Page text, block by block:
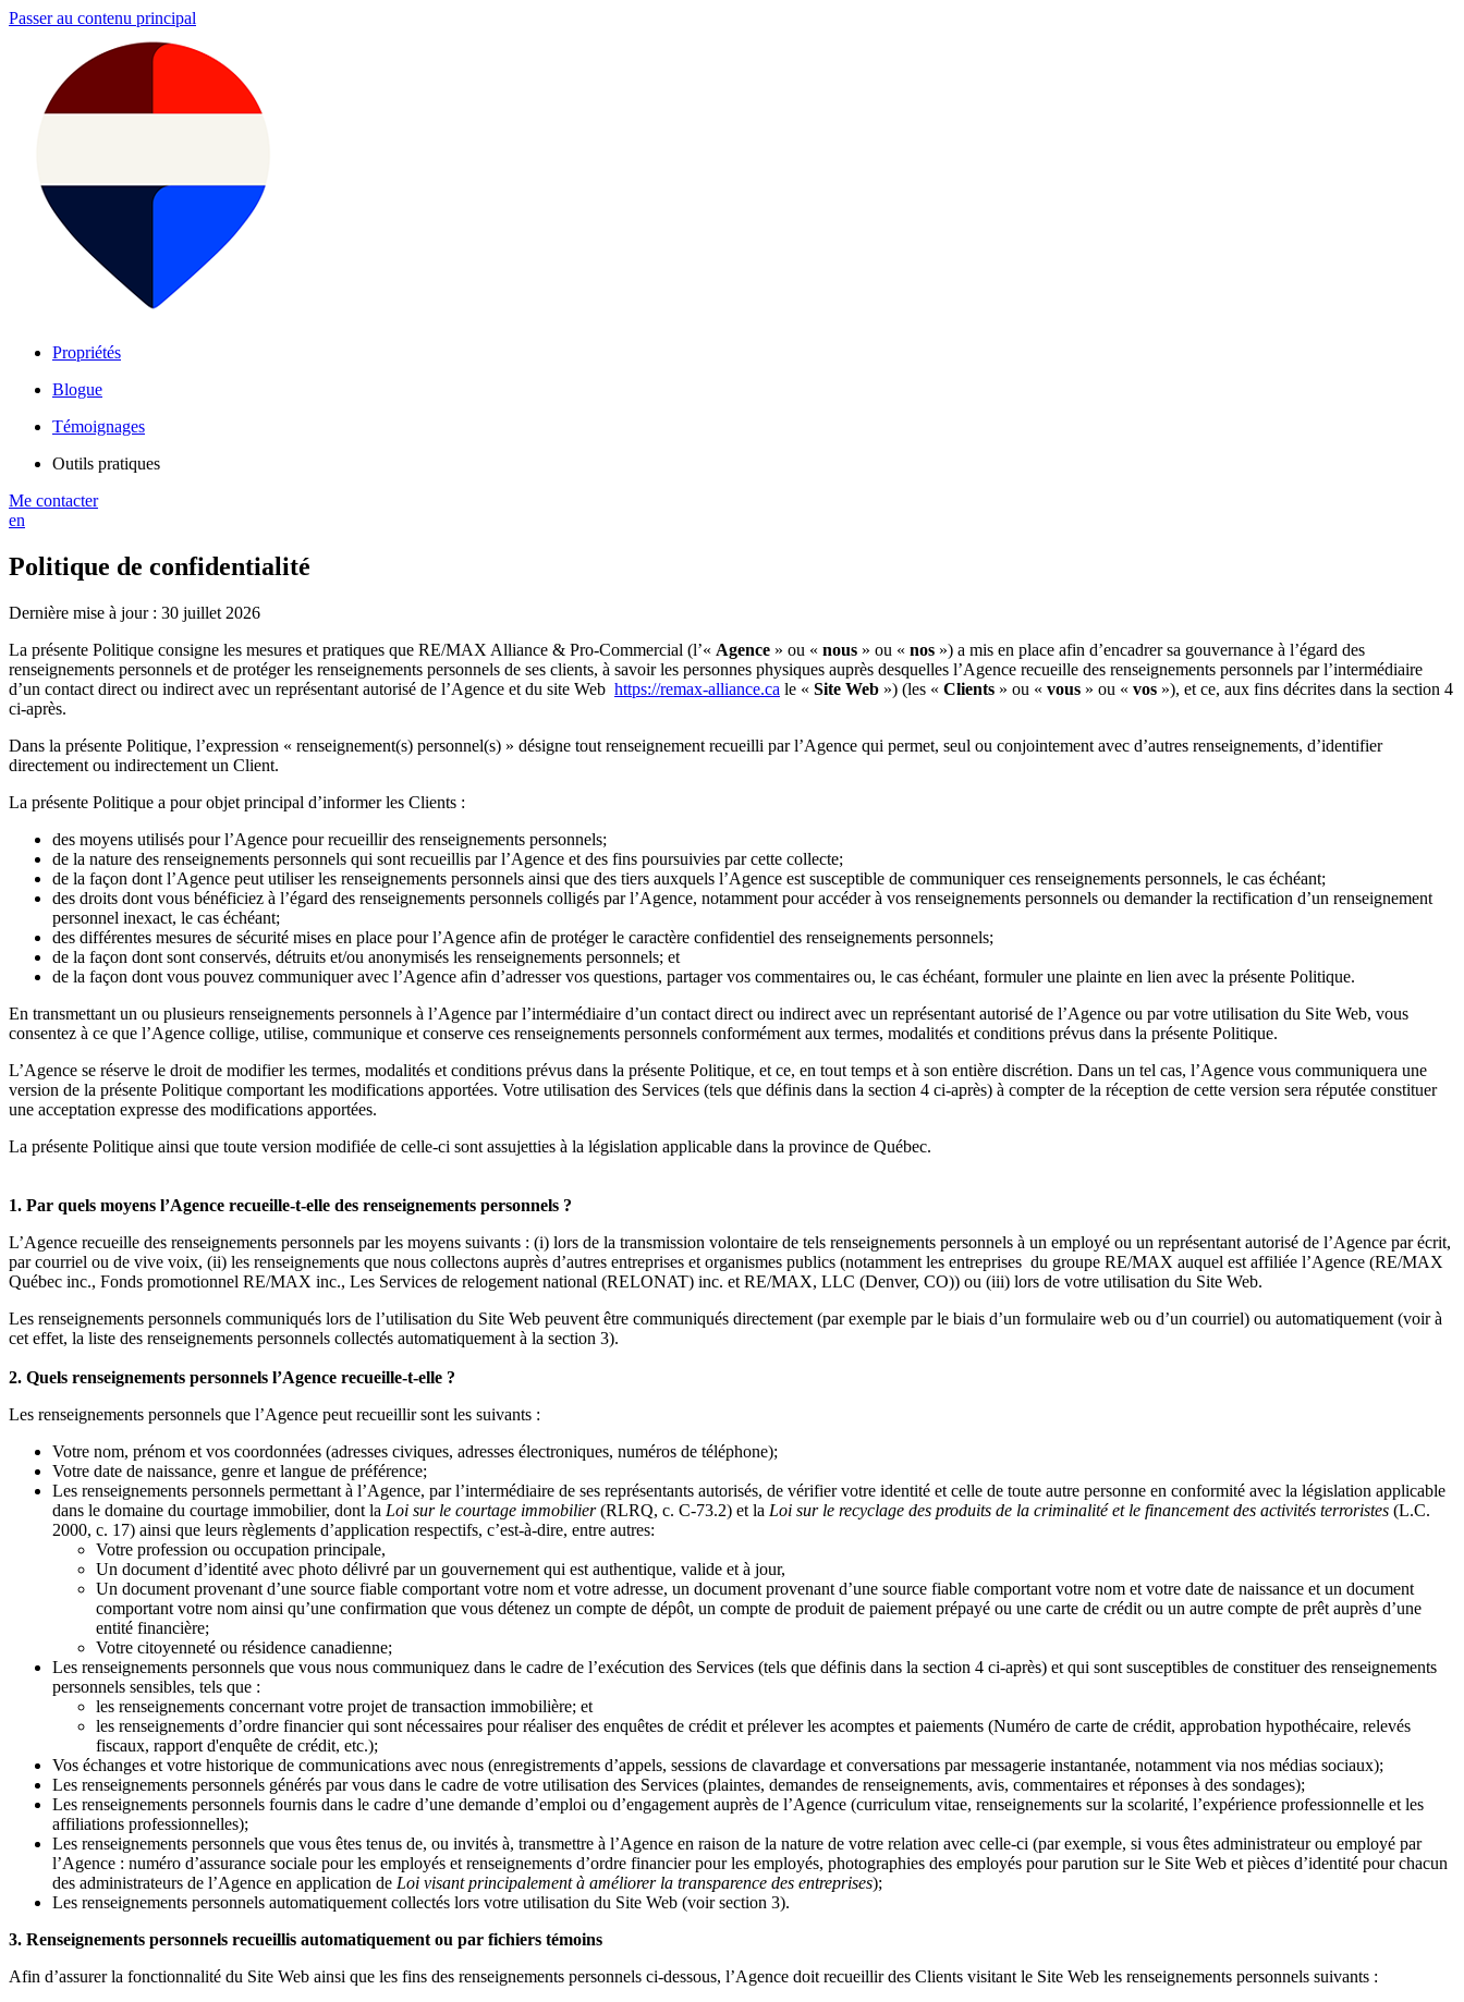
Passer au contenu principal
Propriétés
Blogue
Témoignages
Outils pratiques
Me contacter
en
Politique de confidentialité
Dernière mise à jour : 30 juillet 2026
La présente Politique consigne les mesures et pratiques que RE/MAX Alliance & Pro-Commercial (l’« Agence » ou « nous » ou « nos ») a mis en place afin d’encadrer sa gouvernance à l’égard des
renseignements personnels et de protéger les renseignements personnels de ses clients, à savoir les personnes physiques auprès desquelles l’Agence recueille des renseignements personnels par l’intermédiaire
d’un contact direct ou indirect avec un représentant autorisé de l’Agence et du site Web https://remax-alliance.ca le « Site Web ») (les « Clients » ou « vous » ou « vos »), et ce, aux fins décrites dans la section 4
ci-après.
Dans la présente Politique, l’expression « renseignement(s) personnel(s) » désigne tout renseignement recueilli par l’Agence qui permet, seul ou conjointement avec d’autres renseignements, d’identifier
directement ou indirectement un Client.
La présente Politique a pour objet principal d’informer les Clients :
des moyens utilisés pour l’Agence pour recueillir des renseignements personnels;
de la nature des renseignements personnels qui sont recueillis par l’Agence et des fins poursuivies par cette collecte;
de la façon dont l’Agence peut utiliser les renseignements personnels ainsi que des tiers auxquels l’Agence est susceptible de communiquer ces renseignements personnels, le cas échéant;
des droits dont vous bénéficiez à l’égard des renseignements personnels colligés par l’Agence, notamment pour accéder à vos renseignements personnels ou demander la rectification d’un renseignement
personnel inexact, le cas échéant;
des différentes mesures de sécurité mises en place pour l’Agence afin de protéger le caractère confidentiel des renseignements personnels;
de la façon dont sont conservés, détruits et/ou anonymisés les renseignements personnels; et
de la façon dont vous pouvez communiquer avec l’Agence afin d’adresser vos questions, partager vos commentaires ou, le cas échéant, formuler une plainte en lien avec la présente Politique.
En transmettant un ou plusieurs renseignements personnels à l’Agence par l’intermédiaire d’un contact direct ou indirect avec un représentant autorisé de l’Agence ou par votre utilisation du Site Web, vous
consentez à ce que l’Agence collige, utilise, communique et conserve ces renseignements personnels conformément aux termes, modalités et conditions prévus dans la présente Politique.
L’Agence se réserve le droit de modifier les termes, modalités et conditions prévus dans la présente Politique, et ce, en tout temps et à son entière discrétion. Dans un tel cas, l’Agence vous communiquera une
version de la présente Politique comportant les modifications apportées. Votre utilisation des Services (tels que définis dans la section 4 ci-après) à compter de la réception de cette version sera réputée constituer
une acceptation expresse des modifications apportées.
La présente Politique ainsi que toute version modifiée de celle-ci sont assujetties à la législation applicable dans la province de Québec.
1. Par quels moyens l’Agence recueille-t-elle des renseignements personnels ?
L’Agence recueille des renseignements personnels par les moyens suivants : (i) lors de la transmission volontaire de tels renseignements personnels à un employé ou un représentant autorisé de l’Agence par écrit,
par courriel ou de vive voix, (ii) les renseignements que nous collectons auprès d’autres entreprises et organismes publics (notamment les entreprises du groupe RE/MAX auquel est affiliée l’Agence (RE/MAX
Québec inc., Fonds promotionnel RE/MAX inc., Les Services de relogement national (RELONAT) inc. et RE/MAX, LLC (Denver, CO)) ou (iii) lors de votre utilisation du Site Web.
Les renseignements personnels communiqués lors de l’utilisation du Site Web peuvent être communiqués directement (par exemple par le biais d’un formulaire web ou d’un courriel) ou automatiquement (voir à
cet effet, la liste des renseignements personnels collectés automatiquement à la section 3).
2. Quels renseignements personnels l’Agence recueille-t-elle ?
Les renseignements personnels que l’Agence peut recueillir sont les suivants :
Votre nom, prénom et vos coordonnées (adresses civiques, adresses électroniques, numéros de téléphone);
Votre date de naissance, genre et langue de préférence;
Les renseignements personnels permettant à l’Agence, par l’intermédiaire de ses représentants autorisés, de vérifier votre identité et celle de toute autre personne en conformité avec la législation applicable
dans le domaine du courtage immobilier, dont la Loi sur le courtage immobilier(RLRQ, c. C-73.2) et la Loi sur le recyclage des produits de la criminalité et le financement des activités terroristes (L.C.
2000, c. 17) ainsi que leurs règlements d’application respectifs, c’est-à-dire, entre autres:
Votre profession ou occupation principale,
Un document d’identité avec photo délivré par un gouvernement qui est authentique, valide et à jour,
Un document provenant d’une source fiable comportant votre nom et votre adresse, un document provenant d’une source fiable comportant votre nom et votre date de naissance et un document
comportant votre nom ainsi qu’une confirmation que vous détenez un compte de dépôt, un compte de produit de paiement prépayé ou une carte de crédit ou un autre compte de prêt auprès d’une
entité financière;
Votre citoyenneté ou résidence canadienne;
Les renseignements personnels que vous nous communiquez dans le cadre de l’exécution des Services (tels que définis dans la section 4 ci-après) et qui sont susceptibles de constituer des renseignements
personnels sensibles, tels que :
les renseignements concernant votre projet de transaction immobilière; et
les renseignements d’ordre financier qui sont nécessaires pour réaliser des enquêtes de crédit et prélever les acomptes et paiements (Numéro de carte de crédit, approbation hypothécaire, relevés
fiscaux, rapport d'enquête de crédit, etc.);
Vos échanges et votre historique de communications avec nous (enregistrements d’appels, sessions de clavardage et conversations par messagerie instantanée, notamment via nos médias sociaux);
Les renseignements personnels générés par vous dans le cadre de votre utilisation des Services (plaintes, demandes de renseignements, avis, commentaires et réponses à des sondages);
Les renseignements personnels fournis dans le cadre d’une demande d’emploi ou d’engagement auprès de l’Agence (curriculum vitae, renseignements sur la scolarité, l’expérience professionnelle et les
affiliations professionnelles);
Les renseignements personnels que vous êtes tenus de, ou invités à, transmettre à l’Agence en raison de la nature de votre relation avec celle-ci (par exemple, si vous êtes administrateur ou employé par
l’Agence : numéro d’assurance sociale pour les employés et renseignements d’ordre financier pour les employés, photographies des employés pour parution sur le Site Web et pièces d’identité pour chacun
des administrateurs de l’Agence en application de Loi visant principalement à améliorer la transparence des entreprises);
Les renseignements personnels automatiquement collectés lors votre utilisation du Site Web (voir section 3).
3. Renseignements personnels recueillis automatiquement ou par fichiers témoins
Afin d’assurer la fonctionnalité du Site Web ainsi que les fins des renseignements personnels ci-dessous, l’Agence doit recueillir des Clients visitant le Site Web les renseignements personnels suivants :